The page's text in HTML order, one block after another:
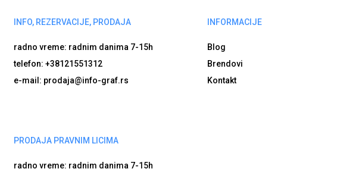
INFO, REZERVACIJE, PRODAJA
radno vreme: radnim danima 7-15h
telefon: +38121551312
e-mail: prodaja@info-graf.rs
PRODAJA PRAVNIM LICIMA
radno vreme: radnim danima 7-15h
INFORMACIJE
Blog
Brendovi
Kontakt